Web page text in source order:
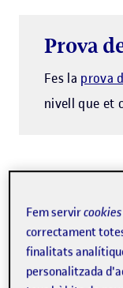
Prova
Fes la prova
nivell que et
nostres emocions
relacionem en el
professional
Fem servircookies
correctament
finalitats
personalitzada